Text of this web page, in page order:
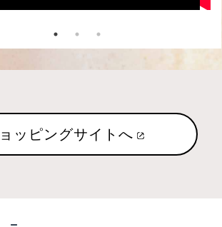
ッピングサイトへ